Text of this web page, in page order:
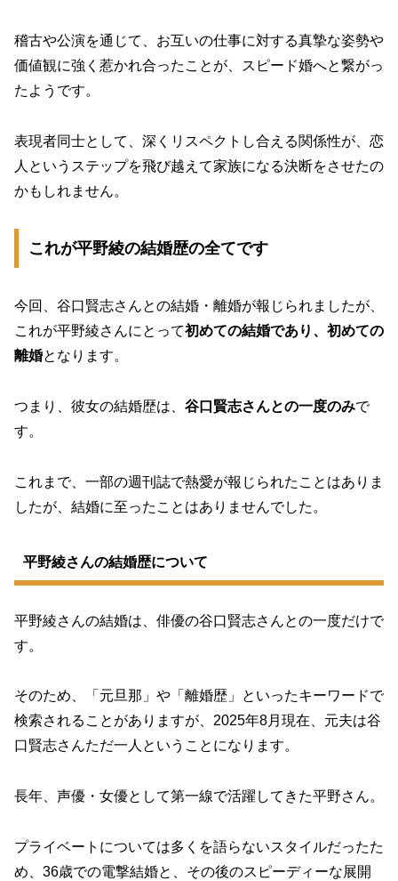
稽古や公演を通じて、お互いの仕事に対する真摯な姿勢や
価値観に強く惹かれ合ったことが、スピード婚へと繋がっ
たようです。
表現者同士として、深くリスペクトし合える関係性が、恋
人というステップを飛び越えて家族になる決断をさせたの
かもしれません。
これが平野綾の結婚歴の全てです
今回、谷口賢志さんとの結婚・離婚が報じられましたが、
これが平野綾さんにとって初めての結婚であり、初めての
離婚となります。
つまり、彼女の結婚歴は、 谷口賢志さんとの一度のみで
す。
これまで、一部の週刊誌で熱愛が報じられたことはありま
したが、結婚に至ったことはありませんでした。
平野綾さんの結婚歴について
平野綾さんの結婚は、俳優の谷口賢志さんとの一度だけで
す。
そのため、「元旦那」や「離婚歴」といったキーワードで
検索されることがありますが、2025年8月現在、元夫は谷
口賢志さんただ一人ということになります。
長年、声優・女優として第一線で活躍してきた平野さん。
プライベートについては多くを語らないスタイルだったた
め、36歳での電撃結婚と、その後のスピーディーな展開